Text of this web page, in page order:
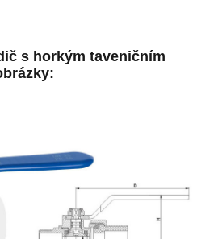
s horkým taveničním